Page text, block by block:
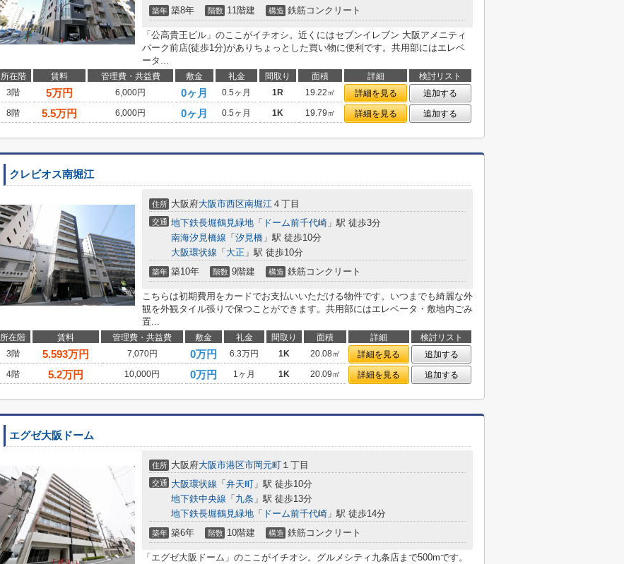
築年 築8年 階数 11階建 構造 鉄筋コンクリート
「公高貴王ビル」のここがイチオシ。近くにはセブンイレブン 大阪アメニティ
パーク前店(徒歩1分)がありちょっとした買い物に便利です。共用部にはエレベ
ータ...
所在階 賃料 管理費・共益費 敷金 礼金 間取り 面積 詳細
検討リスト
3階
5万円 6,000円 0ヶ月 0.5ヶ月 1R 19.22㎡ 詳細を見る
追加する
8階
5.5万円 6,000円 0ヶ月 0.5ヶ月 1K 19.79㎡ 詳細を見る 追加する
クレビオス南堀江
住所 大阪府大阪市西区南堀江 ４丁目
交通 地下鉄長堀鶴見緑地 「 ドーム前千代崎 」駅 徒歩3分
南海汐見橋線 「 汐見橋 」駅 徒歩10分
大阪環状線 「 大正 」駅 徒歩10分
築年 築10年 階数 9階建 構造 鉄筋コンクリート
こちらは初期費用をカードでお支払いいただける物件です。いつまでも綺麗な外
観を外観タイル張りで保つことができます。共用部にはエレベータ・敷地内ごみ
置...
所在階 賃料 管理費・共益費 敷金 礼金 間取り 面積 詳細
検討リスト
3階
5.593万円 7,070円 0万円 6.3万円 1K 20.08㎡ 詳細を見る
追加する
4階
5.2万円 10,000円 0万円 1ヶ月 1K 20.09㎡ 詳細を見る 追加する
エグゼ大阪ドーム
住所 大阪府大阪市港区市岡元町 １丁目
交通 大阪環状線 「 弁天町 」駅 徒歩10分
地下鉄中央線 「 九条 」駅 徒歩13分
地下鉄長堀鶴見緑地 「 ドーム前千代崎 」駅 徒歩14分
築年 築6年 階数 10階建 構造 鉄筋コンクリート
「エグゼ大阪ドーム」のここがイチオシ。グルメシティ九条店まで500mです。